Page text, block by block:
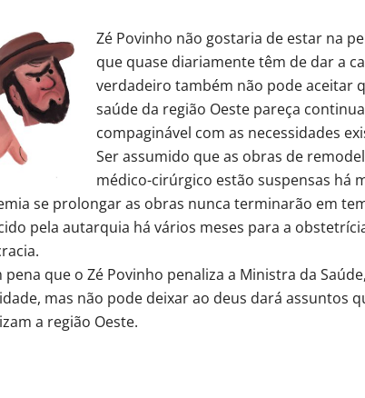
Zé Povinho não gostaria de estar na
que quase diariamente têm de dar a
verdadeiro também não pode aceitar
saúde da região Oeste pareça
compaginável com as necessidades
Ser assumido que as obras de
médico-cirúrgico estão suspensas há
se prolongar as obras nunca terminarão em
pela autarquia há vários meses para a
pena que o Zé Povinho penaliza a Ministra da
mas não pode deixar ao deus dará assuntos
a região Oeste.